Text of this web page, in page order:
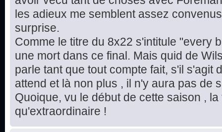
les adieux me semblent assez
surprise.
Comme le titre du 8x22 s'intitule "every
une mort dans ce final. Mais quid de
parle tant que tout compte fait, s'il s'agit
attend et là non plus , il n'y aura pas de
Quoique, vu le début de cette saison ,
qu'extraordinaire !